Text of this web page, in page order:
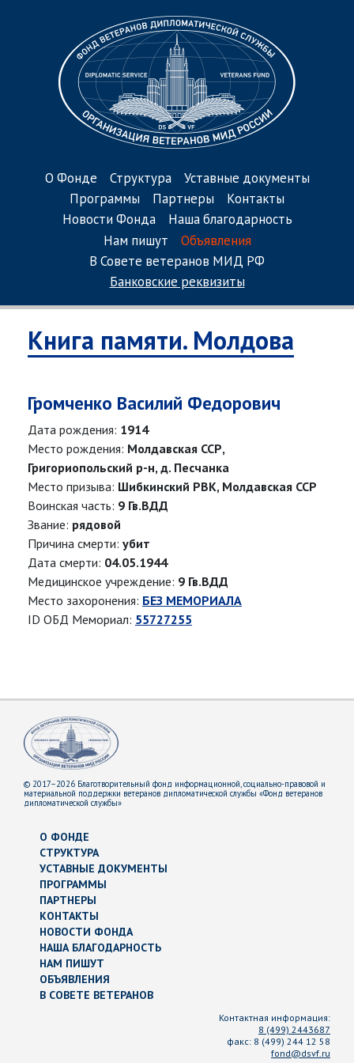
О Фонде Структура
Уставные документы
Программы
Партнеры
Контакты
Новости Фонда
Наша благодарность
Нам пишут
Объявления
В Совете ветеранов МИД РФ
Банковские реквизиты
Книга памяти. Молдова
Громченко Василий Федорович
Дата рождения: 1914
Место рождения: Молдавская ССР,
Григориопольский р-н, д. Песчанка
Место призыва: Шибкинский РВК, Молдавская ССР
Воинская часть: 9 Гв.ВДД
Звание: рядовой
Причина смерти: убит
Дата смерти: 04.05.1944
Медицинское учреждение: 9 Гв.ВДД
Место захоронения: БЕЗ МЕМОРИАЛА
ID ОБД Мемориал: 55727255
© 2017–2026 Благотворительный фонд информационной, социально-правовой и
материальной поддержки ветеранов дипломатической службы «Фонд ветеранов
дипломатической службы»
О ФОНДЕ
СТРУКТУРА
УСТАВНЫЕ ДОКУМЕНТЫ
ПРОГРАММЫ
ПАРТНЕРЫ
КОНТАКТЫ
НОВОСТИ ФОНДА
НАША БЛАГОДАРНОСТЬ
НАМ ПИШУТ
ОБЪЯВЛЕНИЯ
В СОВЕТЕ ВЕТЕРАНОВ
Контактная информация:
8 (499) 2443687
факс: 8 (499) 244 12 58
fond@dsvf.ru